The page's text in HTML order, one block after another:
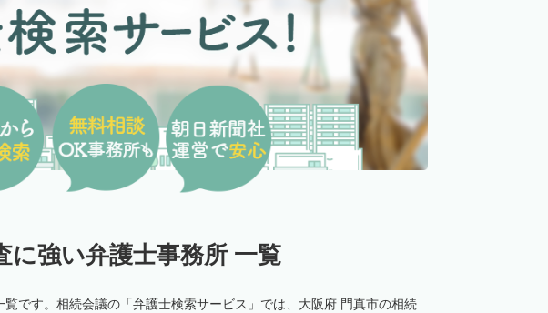
に強い弁護士事務所 一覧
です。相続会議の「弁護士検索サービス」では、大阪府 門真市の相続